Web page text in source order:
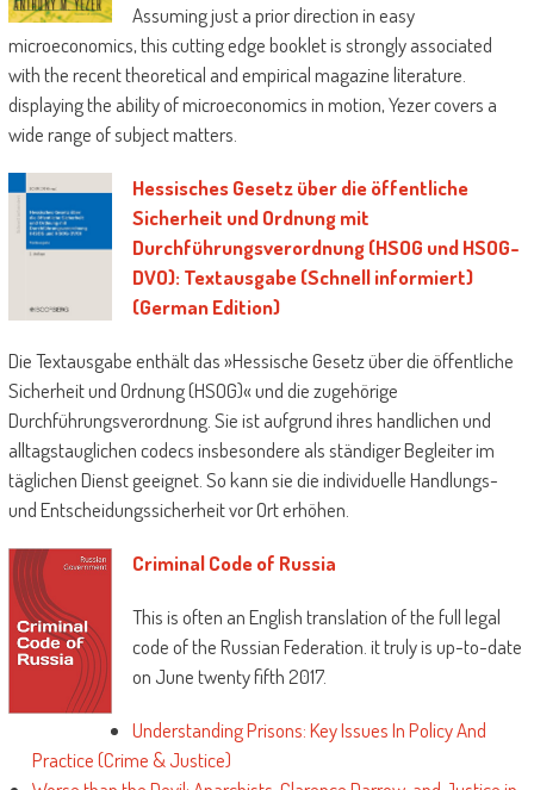
Assuming just a prior direction in easy
microeconomics, this cutting edge booklet is strongly associated
with the recent theoretical and empirical magazine literature.
displaying the ability of microeconomics in motion, Yezer covers a
wide range of subject matters.
Hessisches Gesetz über die öffentliche
Sicherheit und Ordnung mit
Durchführungsverordnung (HSOG und HSOG-
DVO): Textausgabe (Schnell informiert)
(German Edition)
Die Textausgabe enthält das »Hessische Gesetz über die öffentliche
Sicherheit und Ordnung (HSOG)« und die zugehörige
Durchführungsverordnung. Sie ist aufgrund ihres handlichen und
alltagstauglichen codecs insbesondere als ständiger Begleiter im
täglichen Dienst geeignet. So kann sie die individuelle Handlungs-
und Entscheidungssicherheit vor Ort erhöhen.
Criminal Code of Russia
This is often an English translation of the full legal
code of the Russian Federation. it truly is up-to-date
on June twenty fifth 2017.
Understanding Prisons: Key Issues In Policy And
Practice (Crime & Justice)